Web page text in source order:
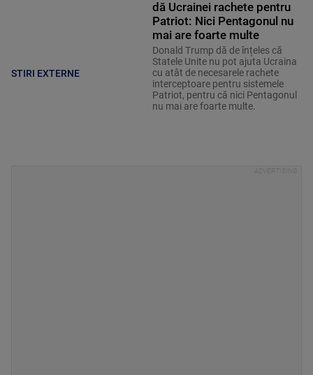
STIRI EXTERNE
dă Ucrainei rachete pentru
Patriot: Nici Pentagonul nu
mai are foarte multe
Donald Trump dă de înțeles că
Statele Unite nu pot ajuta Ucraina
cu atât de necesarele rachete
interceptoare pentru sistemele
Patriot, pentru că nici Pentagonul
nu mai are foarte multe.